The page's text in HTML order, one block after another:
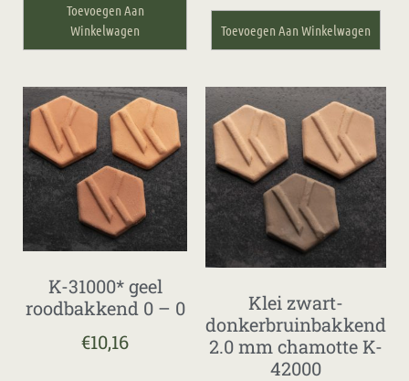
Toevoegen Aan
Winkelwagen
Toevoegen Aan Winkelwagen
K-31000* geel
roodbakkend 0 – 0
€10,16
Klei zwart-
donkerbruinbakkend
2.0 mm chamotte K-
42000